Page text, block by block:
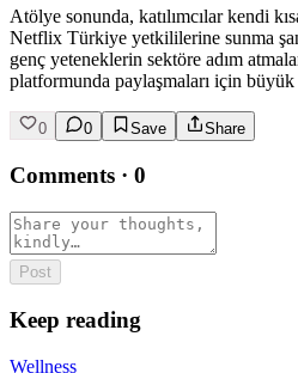
Atölye sonunda, katılımcılar kendi
Netflix Türkiye yetkililerine sunma
genç yeteneklerin sektöre adım
platformunda paylaşmaları için büyük
0 0 Save Share
Comments · 0
Post
Keep reading
Wellness